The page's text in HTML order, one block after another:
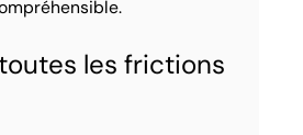
les frictions